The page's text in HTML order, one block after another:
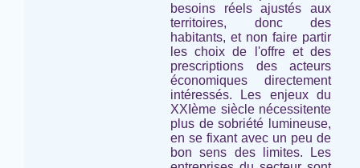
besoins réels ajustés aux
territoires, donc des
habitants, et non faire partir
les choix de l'offre et des
prescriptions des acteurs
économiques directement
intéressés. Les enjeux du
XXIème siècle nécessitente
plus de sobriété lumineuse,
en se fixant avec un peu de
bon sens des limites. Les